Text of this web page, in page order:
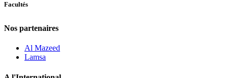
Facultés
Nos partenaires
Al Mazeed
Lamsa